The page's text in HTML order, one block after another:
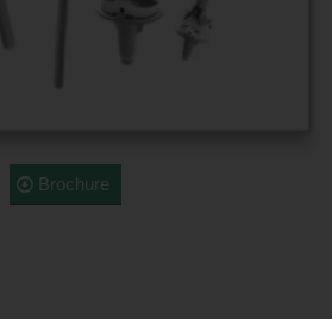
Brochure